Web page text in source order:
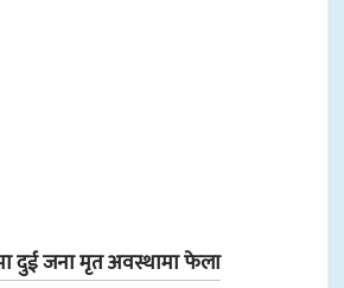
दुई जना मृत अवस्थामा फेला